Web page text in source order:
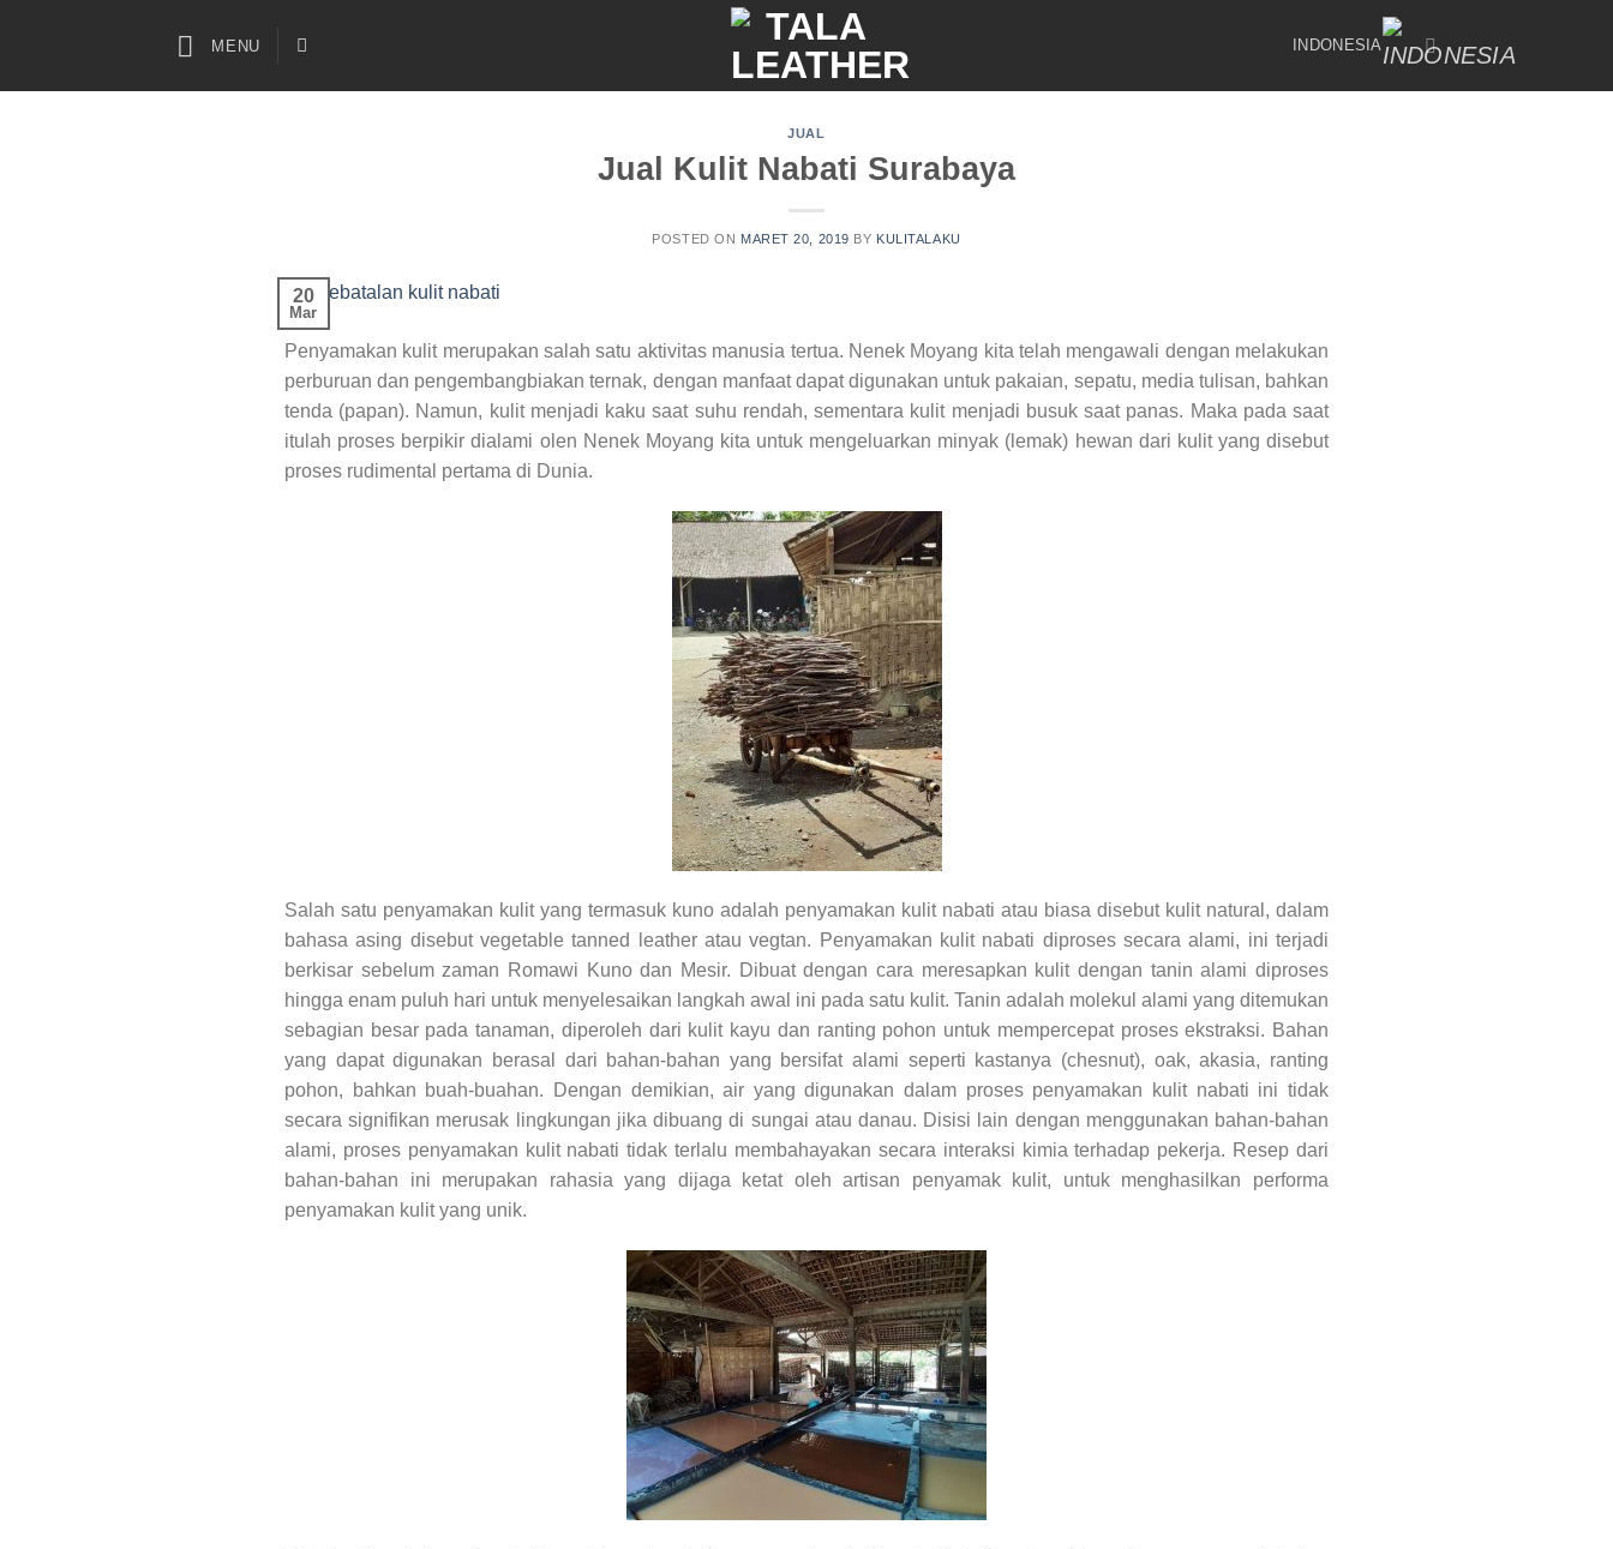
MENU INDONESIA
JUAL
Jual Kulit Nabati Surabaya
POSTED ON MARET 20, 2019 BY KULITALAKU
20
Mar
Penyamakan kulit merupakan salah satu aktivitas manusia tertua. Nenek Moyang kita telah mengawali dengan melakukan
perburuan dan pengembangbiakan ternak, dengan manfaat dapat digunakan untuk pakaian, sepatu, media tulisan, bahkan
tenda (papan). Namun, kulit menjadi kaku saat suhu rendah, sementara kulit menjadi busuk saat panas. Maka pada saat
itulah proses berpikir dialami olen Nenek Moyang kita untuk mengeluarkan minyak (lemak) hewan dari kulit yang disebut
proses rudimental pertama di Dunia.
Salah satu penyamakan kulit yang termasuk kuno adalah penyamakan kulit nabati atau biasa disebut kulit natural, dalam
bahasa asing disebut vegetable tanned leather atau vegtan. Penyamakan kulit nabati diproses secara alami, ini terjadi
berkisar sebelum zaman Romawi Kuno dan Mesir. Dibuat dengan cara meresapkan kulit dengan tanin alami diproses
hingga enam puluh hari untuk menyelesaikan langkah awal ini pada satu kulit. Tanin adalah molekul alami yang ditemukan
sebagian besar pada tanaman, diperoleh dari kulit kayu dan ranting pohon untuk mempercepat proses ekstraksi. Bahan
yang dapat digunakan berasal dari bahan-bahan yang bersifat alami seperti kastanya (chesnut), oak, akasia, ranting
pohon, bahkan buah-buahan. Dengan demikian, air yang digunakan dalam proses penyamakan kulit nabati ini tidak
secara signifikan merusak lingkungan jika dibuang di sungai atau danau. Disisi lain dengan menggunakan bahan-bahan
alami, proses penyamakan kulit nabati tidak terlalu membahayakan secara interaksi kimia terhadap pekerja. Resep dari
bahan-bahan ini merupakan rahasia yang dijaga ketat oleh artisan penyamak kulit, untuk menghasilkan performa
penyamakan kulit yang unik.